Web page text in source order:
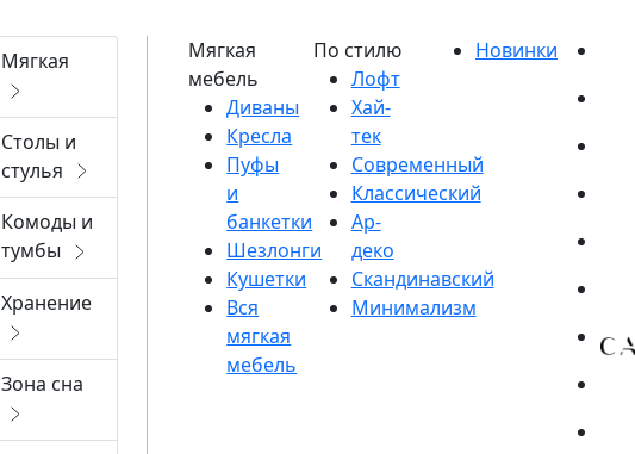
Мягкая
Столы и
стулья
Комоды и
тумбы
Хранение
Зона сна
Диваны
Кресла
Пуфы
и
банкетки
Шезлонги
Кушетки